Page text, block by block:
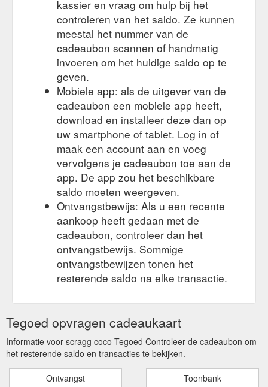
kassier en vraag om hulp bij het
controleren van het saldo. Ze kunnen
meestal het nummer van de
cadeaubon scannen of handmatig
invoeren om het huidige saldo op te
geven.
Mobiele app: als de uitgever van de
cadeaubon een mobiele app heeft,
download en installeer deze dan op
uw smartphone of tablet. Log in of
maak een account aan en voeg
vervolgens je cadeaubon toe aan de
app. De app zou het beschikbare
saldo moeten weergeven.
Ontvangstbewijs: Als u een recente
aankoop heeft gedaan met de
cadeaubon, controleer dan het
ontvangstbewijs. Sommige
ontvangstbewijzen tonen het
resterende saldo na elke transactie.
Tegoed opvragen cadeaukaart
Informatie voor scragg coco Tegoed Controleer de cadeaubon om
het resterende saldo en transacties te bekijken.
Ontvangst Toonbank